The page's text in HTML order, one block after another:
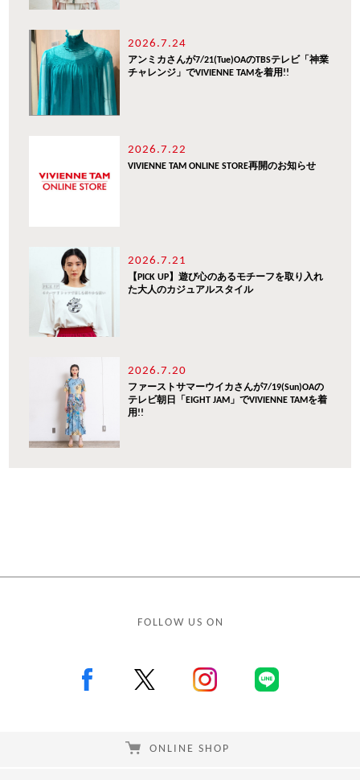
2026.7.24
アンミカさんが7/21(Tue)OAのTBSテレビ「神業
チャレンジ」でVIVIENNE TAMを着用!!
2026.7.22
VIVIENNE TAM ONLINE STORE再開のお知らせ
2026.7.21
【PICK UP】遊び心のあるモチーフを取り入れ
た大人のカジュアルスタイル
2026.7.20
ファーストサマーウイカさんが7/19(Sun)OAの
テレビ朝日「EIGHT JAM」でVIVIENNE TAMを着
用!!
FOLLOW US ON
ONLINE SHOP